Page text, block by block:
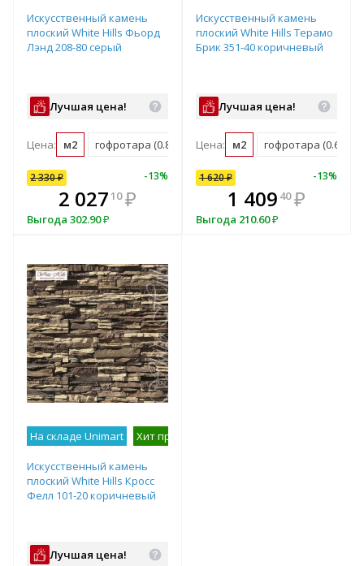
Искусственный камень
плоский White Hills Фьорд
Лэнд 208-80 серый
Лучшая цена!
Цена: м2 гофротара (0.8 м2) мастербокс (14.82 м2)
2 330₽ -13%
2 027 10 ₽
Выгода 302.90₽
В комплекте
всегда выгоднее!
Искусственный камень
плоский White Hills Терамо
Брик 351-40 коричневый
Лучшая цена!
Цена: м2 гофротара (0.65 м2)
7% 1 620 -
1 45800
Выгода162
1 620₽ -13%
1 409 40 ₽
Выгода 210.60₽
На складе Unimart Хит продаж
Искусственный камень
плоский White Hills Кросс
Фелл 101-20 коричневый
Лучшая цена!